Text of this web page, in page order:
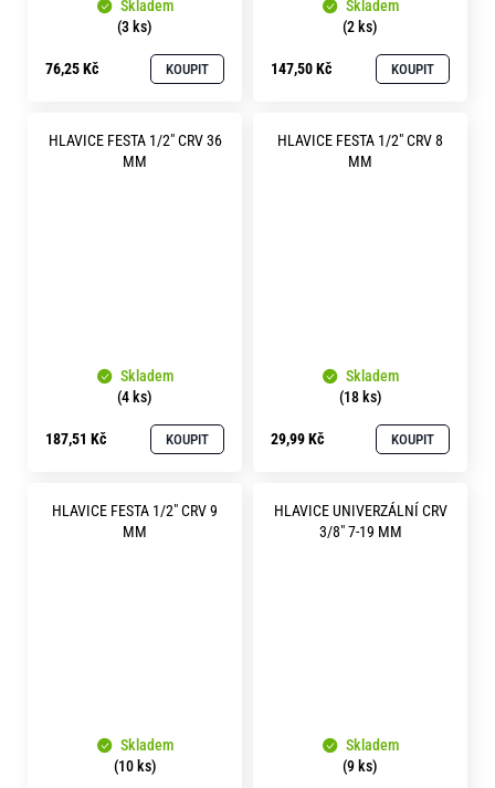
Skladem
(3 ks)
76,25 Kč KOUPIT
Skladem
(2 ks)
147,50 Kč KOUPIT
HLAVICE FESTA 1/2" CRV 36
MM
Skladem
(4 ks)
187,51 Kč KOUPIT
HLAVICE FESTA 1/2" CRV 8
MM
Skladem
(18 ks)
29,99 Kč KOUPIT
HLAVICE FESTA 1/2" CRV 9
MM
Skladem
(10 ks)
HLAVICE UNIVERZÁLNÍ CRV
3/8" 7-19 MM
Skladem
(9 ks)